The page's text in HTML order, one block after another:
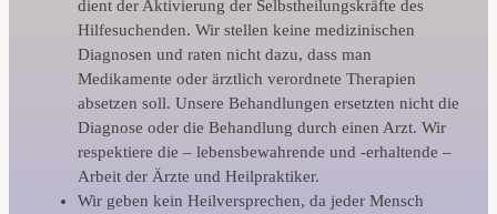
dient der Aktivierung der Selbstheilungskräfte des
Hilfesuchenden. Wir stellen keine medizinischen
Diagnosen und raten nicht dazu, dass man
Medikamente oder ärztlich verordnete Therapien
absetzen soll. Unsere Behandlungen ersetzten nicht die
Diagnose oder die Behandlung durch einen Arzt. Wir
respektiere die – lebensbewahrende und -erhaltende –
Arbeit der Ärzte und Heilpraktiker.
Wir geben kein Heilversprechen, da jeder Mensch